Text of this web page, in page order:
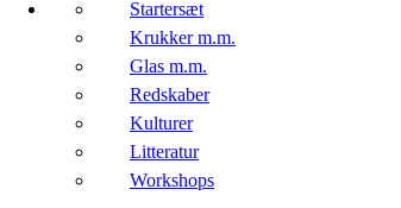
Startersæt
Krukker m.m.
Glas m.m.
Redskaber
Kulturer
Litteratur
Workshops